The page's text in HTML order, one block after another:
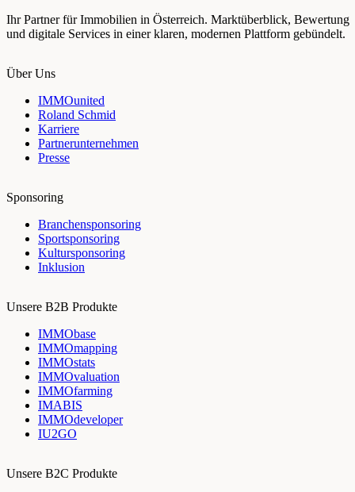
Ihr Partner für Immobilien in Österreich. Marktüberblick, Bewertung
und digitale Services in einer klaren, modernen Plattform gebündelt.
Über Uns
IMMOunited
Roland Schmid
Karriere
Partnerunternehmen
Presse
Sponsoring
Branchensponsoring
Sportsponsoring
Kultursponsoring
Inklusion
Unsere B2B Produkte
IMMObase
IMMOmapping
IMMOstats
IMMOvaluation
IMMOfarming
IMABIS
IMMOdeveloper
IU2GO
Unsere B2C Produkte